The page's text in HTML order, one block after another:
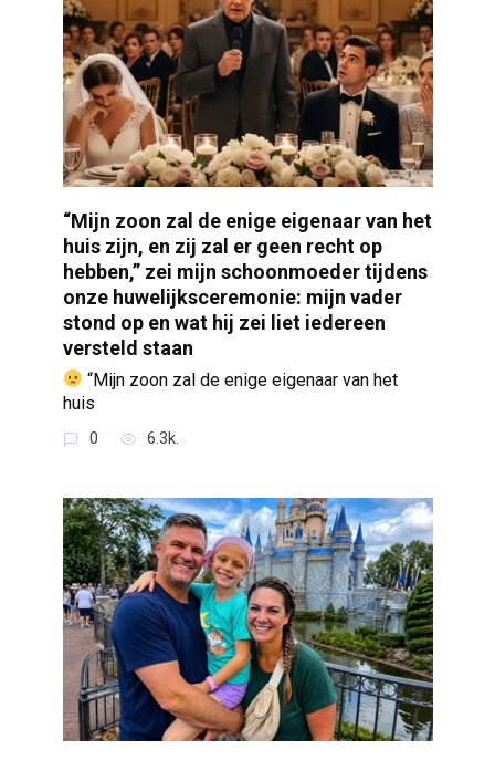
“Mijn zoon zal de enige eigenaar van het
huis zijn, en zij zal er geen recht op
hebben,” zei mijn schoonmoeder tijdens
onze huwelijksceremonie: mijn vader
stond op en wat hij zei liet iedereen
versteld staan
“Mijn zoon zal de enige eigenaar van het
huis
0 6.3k.